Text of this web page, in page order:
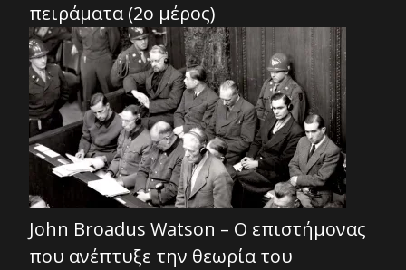
πειράματα (2ο μέρος)
John Broadus Watson – Ο επιστήμονας
που ανέπτυξε την θεωρία του